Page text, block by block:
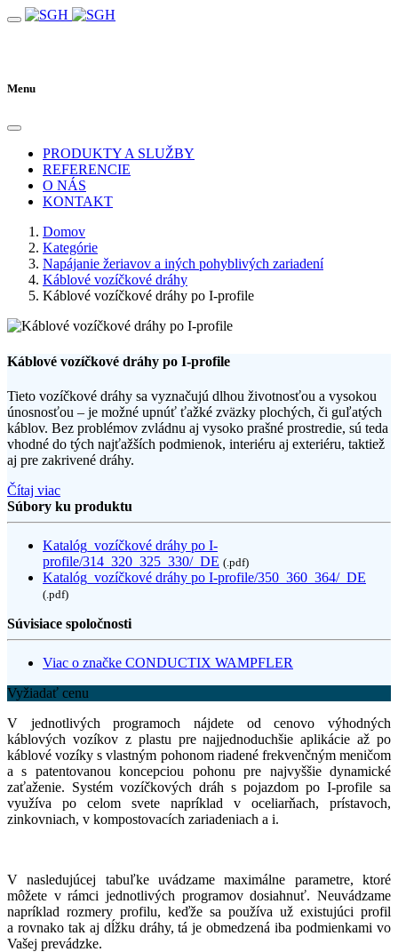
Menu
PRODUKTY A SLUŽBY
REFERENCIE
O NÁS
KONTAKT
Domov
Kategórie
Napájanie žeriavov a iných pohyblivých zariadení
Káblové vozíčkové dráhy
Káblové vozíčkové dráhy po I-profile
Káblové vozíčkové dráhy po I-profile
Tieto vozíčkové dráhy sa vyznačujú dlhou životnosťou a vysokou
únosnosťou – je možné upnúť ťažké zväzky plochých, či guľatých
káblov. Bez problémov zvládnu aj vysoko prašné prostredie, sú teda
vhodné do tých najťažších podmienok, interiéru aj exteriéru, taktiež
aj pre zakrivené dráhy.
Čítaj viac
Súbory ku produktu
Katalóg_vozíčkové dráhy po I-
profile/314_320_325_330/_DE (.pdf)
Katalóg_vozíčkové dráhy po I-profile/350_360_364/_DE
(.pdf)
Súvisiace spoločnosti
Viac o značke CONDUCTIX WAMPFLER
Vyžiadať cenu
V jednotlivých programoch nájdete od cenovo výhodných
káblových vozíkov z plastu pre najjednoduchšie aplikácie až po
káblové vozíky s vlastným pohonom riadené frekvenčným meničom
a s patentovanou koncepciou pohonu pre najvyššie dynamické
zaťaženie. Systém vozíčkových dráh s pojazdom po I-profile sa
využíva po celom svete napríklad v oceliarňach, prístavoch,
zinkovniach, v kompostovacích zariadeniach a i.
V nasledujúcej tabuľke uvádzame maximálne parametre, ktoré
môžete v rámci jednotlivých programov dosiahnuť. Neuvádzame
napríklad rozmery profilu, keďže sa používa už existujúci profil
a rovnako tak aj dĺžku dráhy, tá je obmedzená iba podmienkami vo
Vašej prevádzke.